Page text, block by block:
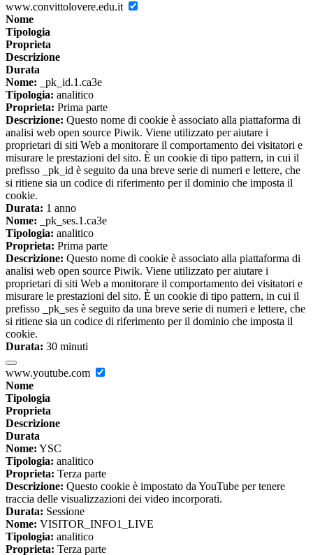
www.convittolovere.edu.it
Nome
Tipologia
Proprieta
Descrizione
Durata
Nome: _pk_id.1.ca3e
Tipologia: analitico
Proprieta: Prima parte
Descrizione: Questo nome di cookie è associato alla piattaforma di
analisi web open source Piwik. Viene utilizzato per aiutare i
proprietari di siti Web a monitorare il comportamento dei visitatori e
misurare le prestazioni del sito. È un cookie di tipo pattern, in cui il
prefisso _pk_id è seguito da una breve serie di numeri e lettere, che
si ritiene sia un codice di riferimento per il dominio che imposta il
cookie.
Durata: 1 anno
Nome: _pk_ses.1.ca3e
Tipologia: analitico
Proprieta: Prima parte
Descrizione: Questo nome di cookie è associato alla piattaforma di
analisi web open source Piwik. Viene utilizzato per aiutare i
proprietari di siti Web a monitorare il comportamento dei visitatori e
misurare le prestazioni del sito. È un cookie di tipo pattern, in cui il
prefisso _pk_ses è seguito da una breve serie di numeri e lettere, che
si ritiene sia un codice di riferimento per il dominio che imposta il
cookie.
Durata: 30 minuti
www.youtube.com
Nome
Tipologia
Proprieta
Descrizione
Durata
Nome: YSC
Tipologia: analitico
Proprieta: Terza parte
Descrizione: Questo cookie è impostato da YouTube per tenere
traccia delle visualizzazioni dei video incorporati.
Durata: Sessione
Nome: VISITOR_INFO1_LIVE
Tipologia: analitico
Proprieta: Terza parte